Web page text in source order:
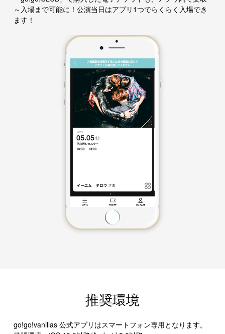
～入場まで可能に！公演当日はアプリ1つでらくらく入場でき
ます！
推奨環境
go!go!vanillas 公式アプリはスマートフォン専用となります。